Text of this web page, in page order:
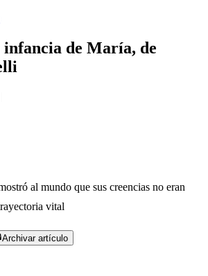
infancia de María, de
al mundo que sus creencias no eran
vital
Archivar artículo